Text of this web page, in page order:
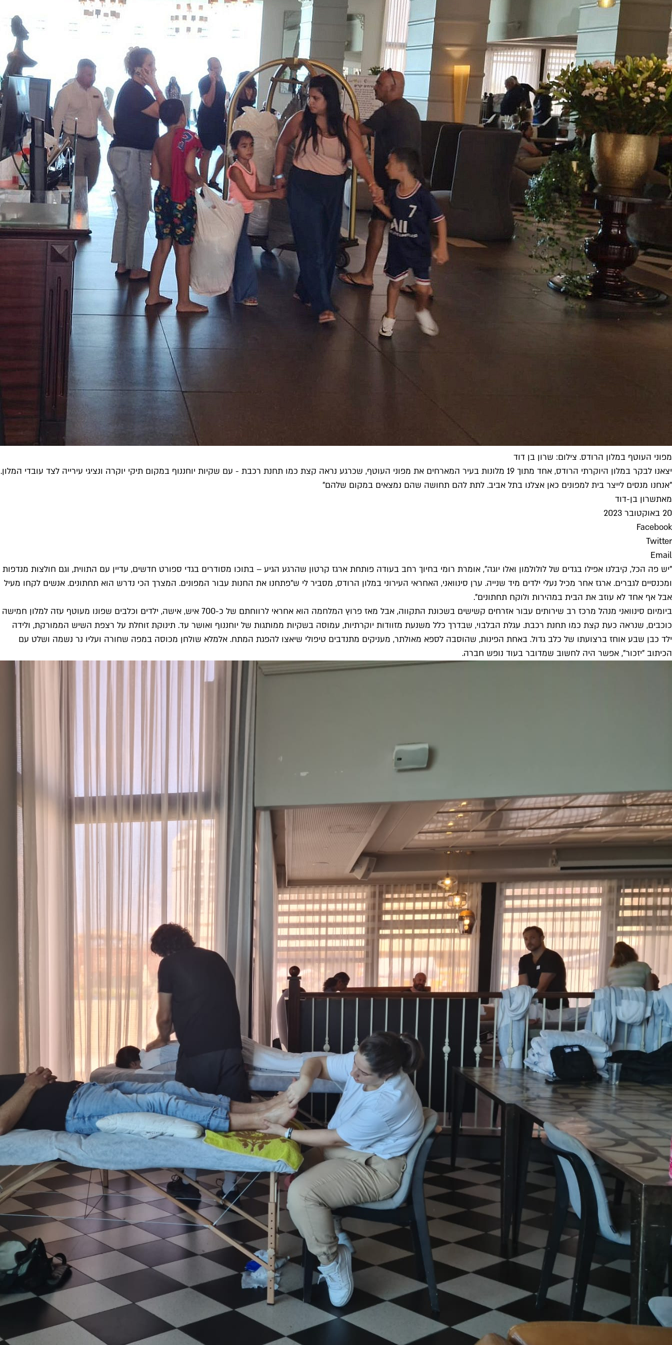
מפוני העוטף במלון הרודס. צילום: שרון בן דוד
יצאנו לבקר במלון היוקרתי הרודס, אחד מתוך 19 מלונות בעיר המארחים את מפוני העוטף, שכרגע נראה קצת כמו תחנת רכבת - עם שקיות יוחננוף במקום תיקי יוקרה ונציגי עירייה לצד עובדי המלון.
"אנחנו מנסים לייצר בית למפונים כאן אצלנו בתל אביב. לתת להם תחושה שהם נמצאים במקום שלהם"
מאתשרון בן-דוד
20 באוקטובר 2023
Facebook
Twitter
Email
"יש פה הכל, קיבלנו אפילו בגדים של לולולמון ואלו יוגה", אומרת רומי בחיוך רחב בעודה פותחת ארגז קרטון שהרגע הגיע – בתוכו מסודרים בגדי ספורט חדשים, עדיין עם התווית, וגם חולצות מנדפות
ומכנסיים לגברים. ארגז אחר מכיל נעלי ילדים מיד שנייה. ערן סינוואני, האחראי העירוני במלון הרודס, מסביר לי ש"פתחנו את החנות עבור המפונים. המצרך הכי נדרש הוא תחתונים. אנשים לקחו מעיל
אבל אף אחד לא עוזב את הבית במהירות ולוקח תחתונים".
ביומיום סינוואני מנהל מרכז רב שירותים עבור אזרחים קשישים בשכונת התקווה, אבל מאז פרוץ המלחמה הוא אחראי לרווחתם של כ-700 איש, אישה, ילדים וכלבים שפונו מעוטף עזה למלון חמישה
כוכבים, שנראה כעת קצת כמו תחנת רכבת. עגלת הבלבוי, שבדרך כלל משנעת מזוודות יוקרתיות, עמוסה בשקיות ממותגות של יוחננוף ואושר עד. תינוקת זוחלת על רצפת השיש הממורקת, ולידה
ילד כבן שבע אוחז ברצועתו של כלב גדול. באחת הפינות, שהוסבה לספא מאולתר, מעניקים מתנדבים טיפולי שיאצו להפגת המתח. אלמלא שולחן מכוסה במפה שחורה ועליו נר נשמה ושלט עם
הכיתוב "יזכור", אפשר היה לחשוב שמדובר בעוד נופש חברה.